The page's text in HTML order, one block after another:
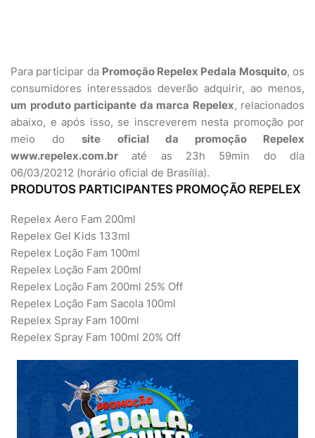
Para participar da Promoção Repelex Pedala Mosquito, os
consumidores interessados deverão adquirir, ao menos,
um produto participante da marca Repelex, relacionados
abaixo, e após isso, se inscreverem nesta promoção por
meio dosite oficial da promoção Repelex
www.repelex.com.br até as 23h 59min do dia
06/03/20212 (horário oficial de Brasília).
PRODUTOS PARTICIPANTES PROMOÇÃO REPELEX
Repelex Aero Fam 200ml
Repelex Gel Kids 133ml
Repelex Loção Fam 100ml
Repelex Loção Fam 200ml
Repelex Loção Fam 200ml 25% Off
Repelex Loção Fam Sacola 100ml
Repelex Spray Fam 100ml
Repelex Spray Fam 100ml 20% Off